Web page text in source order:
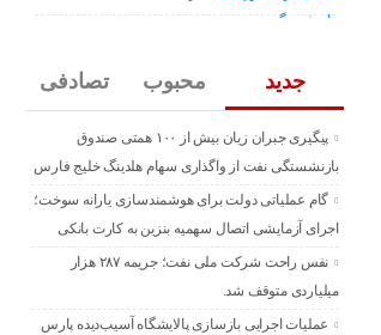
جدید محبوب تصادفی
پیگیری جبران زیان بیش از ۱۰۰ همتی صندوق
بازنشستگی نفت از واگذاری سهام هلدینگ خلیج فارس
گام عملیاتی دولت برای هوشمندسازی یارانه سوخت؛
اجرای آزمایشی اتصال سهمیه بنزین به کارت بانکی
نفس راحت شرکت ملی نفت؛ جریمه ۲۸۷ هزار
میلیاردی متوقف شد.
عملیات اجرایی بازسازی پالایشگاه آسیب‌دیده پارس